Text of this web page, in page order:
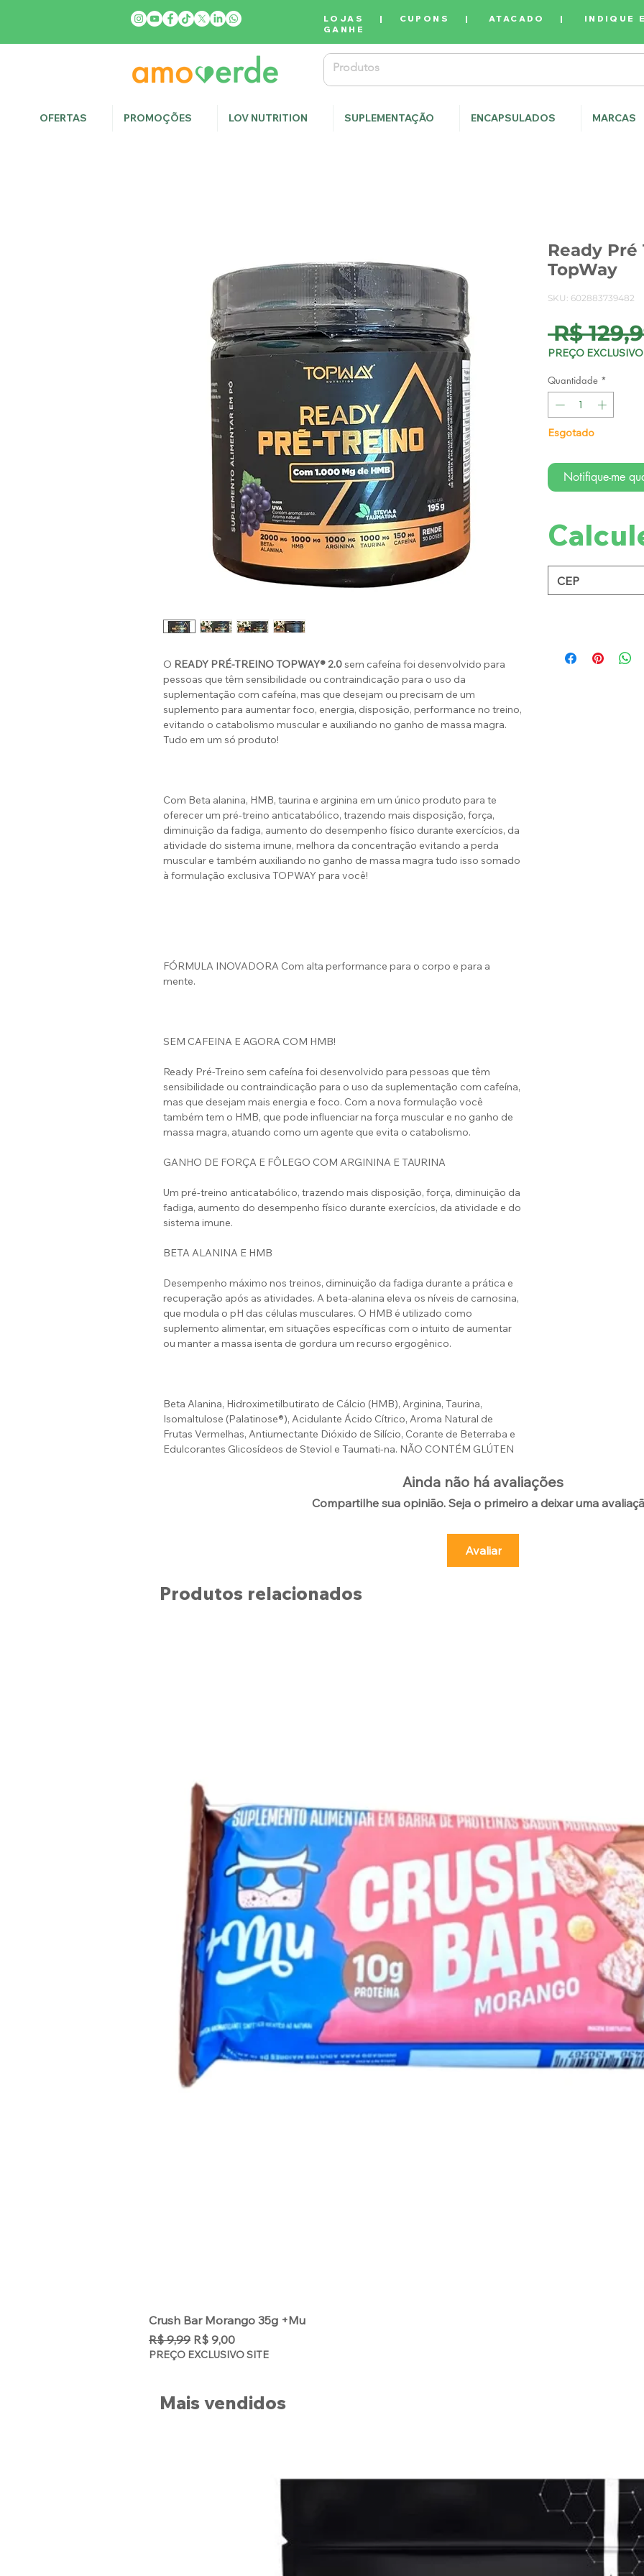
LOJAS | CUPONS |ATACADO | INDIQUE
GANHE
O READY PRÉ-TREINO TOPWAY®️ 2.0sem cafeína foi desenvolvido para
pessoas que têm sensibilidade ou contraindicação para o uso da
suplementação com cafeína, mas que desejam ou precisam de um
suplemento para aumentar foco, energia, disposição, performance no treino,
evitando o catabolismo muscular e auxiliando no ganho de massa magra.
Tudo em um só produto!
Com Beta alanina, HMB, taurina e arginina em um único produto para te
oferecer um pré-treino anticatabólico, trazendo mais disposição, força,
diminuição da fadiga, aumento do desempenho físico durante exercícios, da
atividade do sistema imune, melhora da concentração evitando a perda
muscular e também auxiliando no ganho de massa magra tudo isso somado
à formulação exclusiva TOPWAY para você!
FÓRMULA INOVADORA Com alta performance para o corpo e para a
mente.
SEM CAFEINA E AGORA COM HMB!
Ready Pré-Treino sem cafeína foi desenvolvido para pessoas que têm
sensibilidade ou contraindicação para o uso da suplementação com cafeína,
mas que desejam mais energia e foco. Com a nova formulação você
também tem o HMB, que pode influenciar na força muscular e no ganho de
massa magra, atuando como um agente que evita o catabolismo.
GANHO DE FORÇA E FÔLEGO COM ARGININA E TAURINA
Um pré-treino anticatabólico, trazendo mais disposição, força, diminuição da
fadiga, aumento do desempenho físico durante exercícios, da atividade e do
sistema imune.
BETA ALANINA E HMB
Desempenho máximo nos treinos, diminuição da fadiga durante a prática e
recuperação após as atividades. A beta-alanina eleva os níveis de carnosina,
que modula o pH das células musculares. O HMB é utilizado como
suplemento alimentar, em situações específicas com o intuito de aumentar
ou manter a massa isenta de gordura um recurso ergogênico.
Beta Alanina, Hidroximetilbutirato de Cálcio (HMB), Arginina, Taurina,
Isomaltulose (Palatinose®), Acidulante Ácido Cítrico, Aroma Natural de
Frutas Vermelhas, Antiumectante Dióxido de Silício, Corante de Beterraba e
Edulcorantes Glicosídeos de Steviol e Taumati-na. NÃO CONTÉM GLÚTEN
Ready Pré
TopWay
SKU: 602883739482
R$
PREÇO
Quantidade *
Esgotado
Notifique-me
Ainda não há avaliações
Compartilhe sua opinião. Seja o primeiro a deixar uma
Avaliar
Produtos relacionados
Crush Bar Morango 35g +Mu
Preço normal
R$ 9,99 Preço promocional
R$ 9,00
PREÇO EXCLUSIVO SITE
Mais vendidos
OFERTAS PROMOÇÕES LOV NUTRITION SUPLEMENTAÇÃO ENCAPSULADOS MARCAS